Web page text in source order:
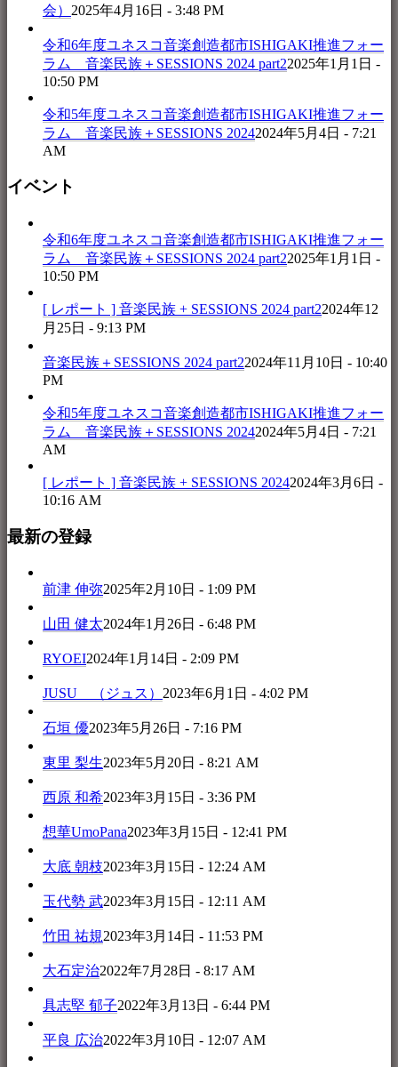
会） 2025年4月16日 - 3:48 PM
令和6年度ユネスコ音楽創造都市ISHIGAKI推進フォー
ラム 音楽民族＋SESSIONS 2024 part22025年1月1日 -
10:50 PM
令和5年度ユネスコ音楽創造都市ISHIGAKI推進フォー
ラム 音楽民族＋SESSIONS 20242024年5月4日 - 7:21
AM
イベント
令和6年度ユネスコ音楽創造都市ISHIGAKI推進フォー
ラム 音楽民族＋SESSIONS 2024 part22025年1月1日 -
10:50 PM
[ レポート ] 音楽民族 + SESSIONS 2024 part22024年12
月25日 - 9:13 PM
音楽民族＋SESSIONS 2024 part22024年11月10日 - 10:40
PM
令和5年度ユネスコ音楽創造都市ISHIGAKI推進フォー
ラム 音楽民族＋SESSIONS 20242024年5月4日 - 7:21
AM
[ レポート ] 音楽民族 + SESSIONS 20242024年3月6日 -
10:16 AM
最新の登録
前津 伸弥2025年2月10日 - 1:09 PM
山田 健太2024年1月26日 - 6:48 PM
RYOEI2024年1月14日 - 2:09 PM
JUSU （ジュス） 2023年6月1日 - 4:02 PM
石垣 優2023年5月26日 - 7:16 PM
東里 梨生2023年5月20日 - 8:21 AM
西原 和希2023年3月15日 - 3:36 PM
想華UmoPana2023年3月15日 - 12:41 PM
大底 朝枝2023年3月15日 - 12:24 AM
玉代勢 武2023年3月15日 - 12:11 AM
竹田 祐規2023年3月14日 - 11:53 PM
大石定治2022年7月28日 - 8:17 AM
具志堅 郁子2022年3月13日 - 6:44 PM
平良 広治2022年3月10日 - 12:07 AM